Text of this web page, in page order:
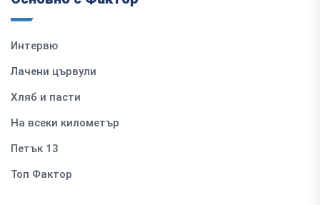
Интервю
Лачени цървули
Хляб и пасти
На всеки километър
Петък 13
Топ Фактор